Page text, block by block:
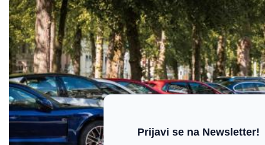
Prijavi se na Newsletter!